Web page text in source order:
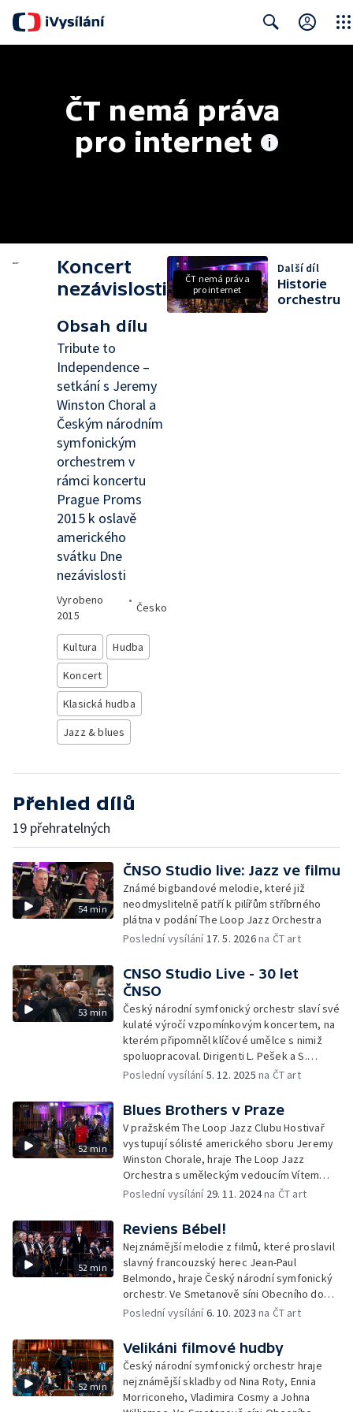
ČT nemá práva
pro internet
Koncert
nezávislosti
Obsah dílu
Tribute to
Independence –
setkání s Jeremy
Winston Choral a
Českým národním
symfonickým
orchestrem v
rámci koncertu
Prague Proms
2015 k oslavě
amerického
svátku Dne
nezávislosti
Vyrobeno
2015
•
Česko
Kultura
Hudba
Koncert
Klasická hudba
Jazz & blues
ČT nemá práva
pro internet
Další díl
Historie
orchestru
Přehled dílů
19 přehratelných
54 min
ČNSO Studio live: Jazz ve filmu
Známé bigbandové melodie, které již
neodmyslitelně patří k pilířům stříbrného
plátna v podání The Loop Jazz Orchestra
Poslední vysílání17. 5. 2026na ČT art
53 min
CNSO Studio Live - 30 let
ČNSO
Český národní symfonický orchestr slaví své
kulaté výročí vzpomínkovým koncertem, na
kterém připomněl klíčové umělce s nimiž
spoluopracoval. Dirigenti L. Pešek a S.
Mercurio,
a J. Kolář - hoboj.
Poslední vysílání5. 12. 2025 na ČT art
52 min
Blues Brothers v Praze
V pražském The Loop Jazz Clubu Hostivař
vystupují sólisté amerického sboru Jeremy
Winston Chorale, hraje The Loop Jazz
Orchestra s uměleckým vedoucím Vítem
Pospíšilem.
Poslední vysílání 29. 11. 2024na ČT art
52 min
Reviens Bébel!
Nejznámější melodie z filmů, které proslavil
slavný francouzský herec Jean-Paul
Belmondo, hraje Český národní symfonický
orchestr. Ve Smetanově síni Obecního domu
v Praze diriguje Marcello Rota.
Poslední vysílání6. 10. 2023 na ČT art
52 min
Velikáni filmové hudby
Český národní symfonický orchestr hraje
nejznámější skladby od Nina Roty, Ennia
Morriconeho, Vladimira Cosmy a Johna